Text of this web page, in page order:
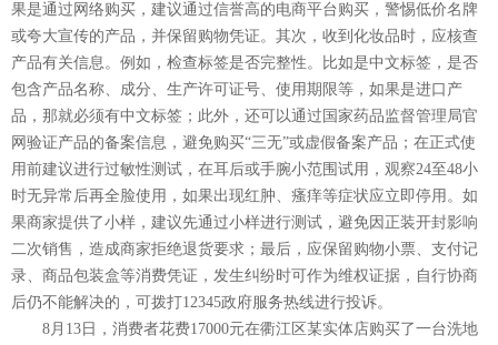
果是通过‌网络购买，建议通过信誉高的电商平台购买，警惕低价名牌
或夸大宣传的产品，并保留购物凭证。其次，收到化妆品时，应核查
产品有关信息。例如，检查‌标签是否完整性。比如是中文标签，是否
包含产品名称、成分、生产许可证号、使用期限等，如果是进口产
品，那就必须有中文标签；此外，还可以通过国家药品监督管理局官
网验证产品的备案信息，避免购买“三无”或虚假备案产品；在正式使
用前建议进行过敏性测试，在耳后或手腕小范围试用，观察24至48小
时无异常后再全脸使用，如果出现红肿、瘙痒等症状应立即停用。如
果商家提供了小样，建议先通过小样进行测试，避免因正装开封影响
二次销售，造成商家拒绝退货要求；最后，应保留购物小票、支付记
录、商品包装盒等消费凭证，发生纠纷时可作为维权证据，自行协商
后仍不能解决的，可拨打12345政府服务热线进行投诉。‌
8月13日，消费者花费17000元在衢江区某实体店购买了一台洗地